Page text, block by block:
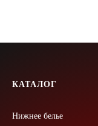
КАТАЛОГ
Нижнее белье